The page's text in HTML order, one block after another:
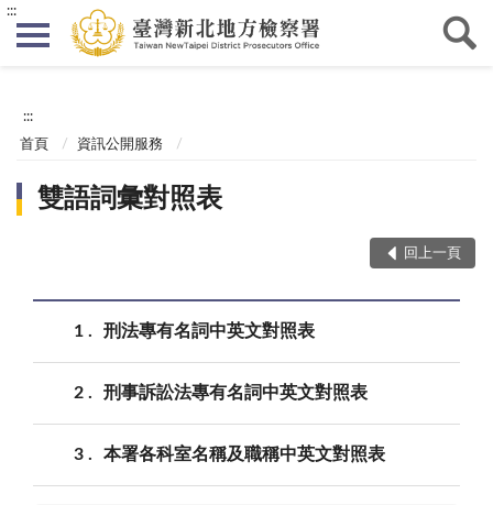
:::
:::
首頁 資訊公開服務
雙語詞彙對照表
回上一頁
1 刑法專有名詞中英文對照表
2 刑事訴訟法專有名詞中英文對照表
3 本署各科室名稱及職稱中英文對照表